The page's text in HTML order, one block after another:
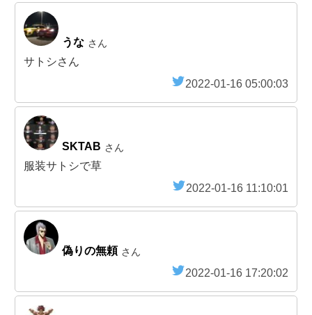
うな さん
サトシさん
2022-01-16 05:00:03
SKTAB さん
服装サトシで草
2022-01-16 11:10:01
偽りの無頼 さん
2022-01-16 17:20:02